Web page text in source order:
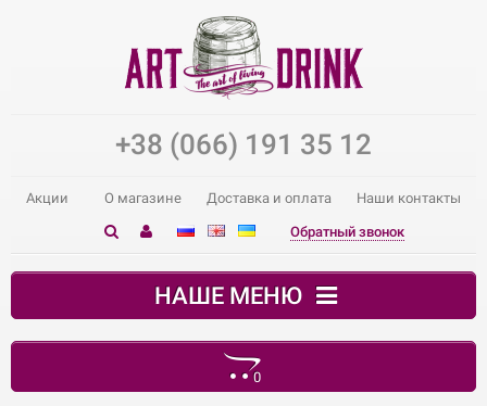
+38 (066) 191 35 12
Акции О магазине Доставка и оплата Наши контакты
Обратный звонок
НАШЕ МЕНЮ
0